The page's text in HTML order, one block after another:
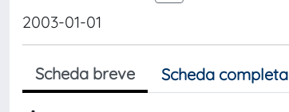
2003-01-01
Scheda breve Scheda completa